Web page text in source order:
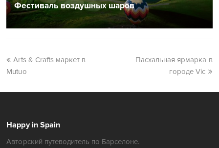
Фестиваль воздушных шаров
Arts & Crafts маркет в
Mutuo
Пасхальная ярмарка в
городе Vic
Happy in Spain
Авторский путеводитель по Барселоне.